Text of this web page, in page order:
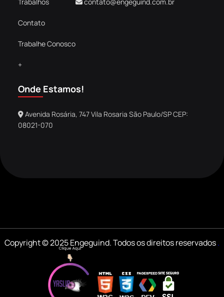
Contato
Trabalhe Conosco
+
Onde Estamos!
Avenida Rosária, 747 Vila Rosaria São Paulo/SP CEP:
08021-070
Copyright © 2025 Engeguind. Todos os direitos reservados.